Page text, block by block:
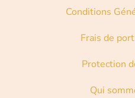
Conditions
Frais de
Protection
Qui